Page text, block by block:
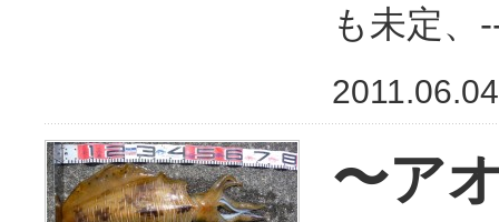
も未定、
2011.06.04
〜ア